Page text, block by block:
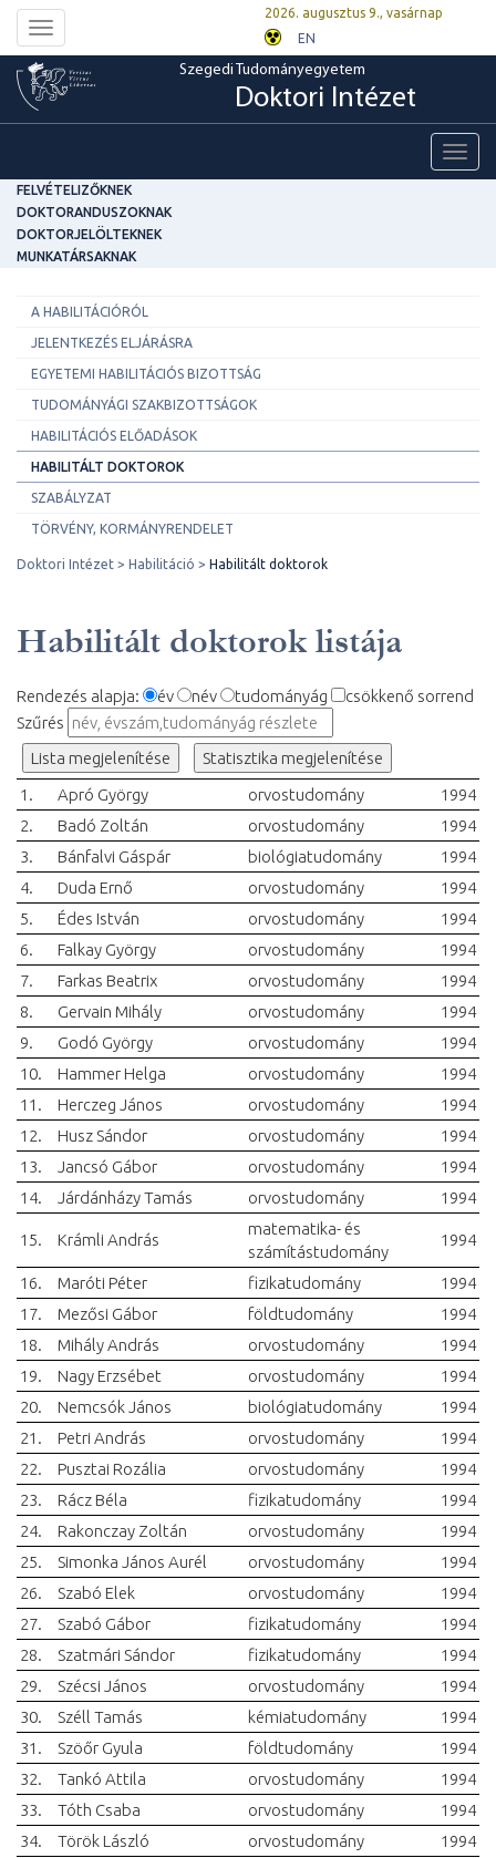
Toggle
navigation
2026. augusztus 9., vasárnap
EN
Szegedi Tudományegyetem
Doktori Intézet
FELVÉTELIZŐKNEK
DOKTORANDUSZOKNAK
DOKTORJELÖLTEKNEK
MUNKATÁRSAKNAK
A HABILITÁCIÓRÓL
JELENTKEZÉS ELJÁRÁSRA
EGYETEMI HABILITÁCIÓS BIZOTTSÁG
TUDOMÁNYÁGI SZAKBIZOTTSÁGOK
HABILITÁCIÓS ELŐADÁSOK
HABILITÁLT DOKTOROK
SZABÁLYZAT
TÖRVÉNY, KORMÁNYRENDELET
Doktori Intézet Habilitáció Habilitált doktorok
Habilitált doktorok listája
Rendezés alapja: év név tudományág
csökkenő sorrend
Szűrés
Lista megjelenítése
Statisztika megjelenítése
1.
Apró György orvostudomány
1994
2.
Badó Zoltán orvostudomány
1994
3.
Bánfalvi Gáspár biológiatudomány
1994
4.
Duda Ernő orvostudomány
1994
5.
Édes István orvostudomány
1994
6.
Falkay György orvostudomány
1994
7.
Farkas Beatrix orvostudomány
1994
8.
Gervain Mihály orvostudomány
1994
9.
Godó György orvostudomány
1994
10.
Hammer Helga orvostudomány
1994
11.
Herczeg János orvostudomány
1994
12.
Husz Sándor orvostudomány
1994
13.
Jancsó Gábor orvostudomány
1994
14.
Járdánházy Tamás orvostudomány 1994
15. Krámli András
matematika- és
számítástudomány
1994
16. Maróti Péter fizikatudomány
1994
17.
Mezősi Gábor földtudomány
1994
18.
Mihály András orvostudomány
1994
19.
Nagy Erzsébet orvostudomány
1994
20.
Nemcsók János biológiatudomány
1994
21.
Petri András orvostudomány
1994
22.
Pusztai Rozália orvostudomány
1994
23.
Rácz Béla fizikatudomány
1994
24.
Rakonczay Zoltán orvostudomány
1994
25.
Simonka János Aurél orvostudomány
1994
26.
Szabó Elek orvostudomány
1994
27.
Szabó Gábor fizikatudomány
1994
28.
Szatmári Sándor fizikatudomány
1994
29.
Szécsi János orvostudomány
1994
30.
Széll Tamás kémiatudomány
1994
31.
Szöőr Gyula földtudomány
1994
32.
Tankó Attila orvostudomány
1994
33.
Tóth Csaba orvostudomány
1994
34.
Török László orvostudomány
1994